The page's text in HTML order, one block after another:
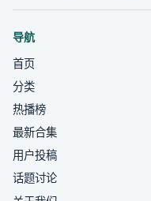
导航
首页
分类
热播榜
最新合集
用户投稿
话题讨论